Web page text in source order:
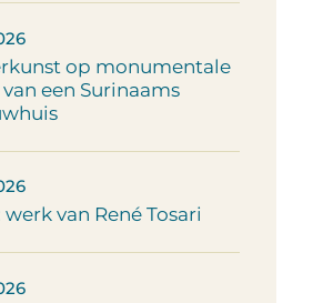
op monumentale
een Surinaams
van René Tosari